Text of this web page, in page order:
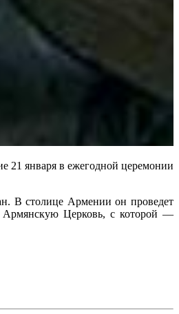
21 января в ежегодной церемонии
В столице Армении он проведет
Армянскую Церковь, с которой —